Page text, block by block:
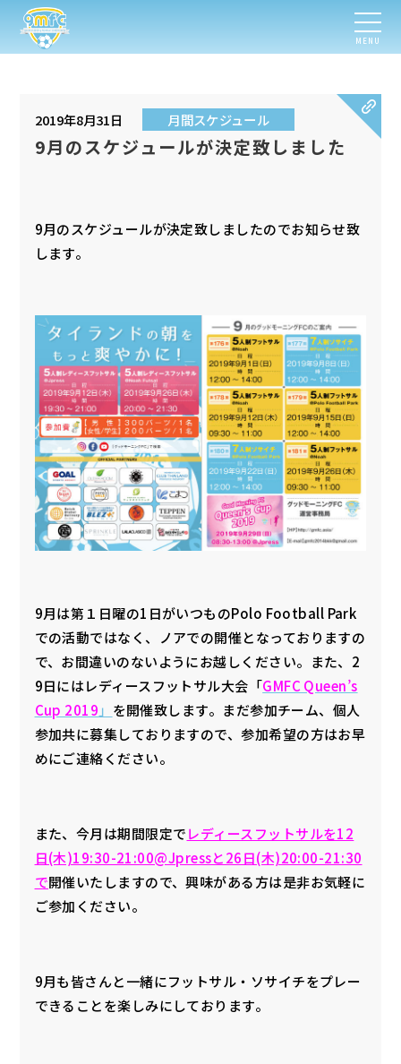
MENU
2019年8月31日 月間スケジュール
9月のスケジュールが決定致しました
9月のスケジュールが決定致しましたのでお知らせ致
します。
9月は第１日曜の1日がいつものPolo Football Park
での活動ではなく、ノアでの開催となっておりますの
で、お間違いのないようにお越しください。また、2
9日にはレディースフットサル大会「GMFC Queen’s
Cup 2019」 を開催致します。まだ参加チーム、個人
参加共に募集しておりますので、参加希望の方はお早
めにご連絡ください。
また、今月は期間限定でレディースフットサルを12
日(木)19:30-21:00@Jpressと26日(木)20:00-21:30
で開催いたしますので、興味がある方は是非お気軽に
ご参加ください。
9月も皆さんと一緒にフットサル・ソサイチをプレー
できることを楽しみにしております。